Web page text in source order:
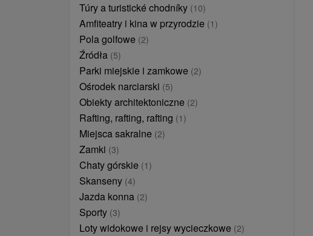
Túry a turistické chodníky (10)
Amfiteatry i kina w przyrodzie (1)
Pola golfowe (2)
Źródła (5)
Parki miejskie i zamkowe (2)
Ośrodek narciarski (5)
Obiekty architektoniczne (2)
Rafting, rafting, rafting (1)
Miejsca sakralne (2)
Zamki (3)
Chaty górskie (1)
Skanseny (4)
Jazda konna (2)
Sporty (3)
Loty widokowe i rejsy wycieczkowe (2)